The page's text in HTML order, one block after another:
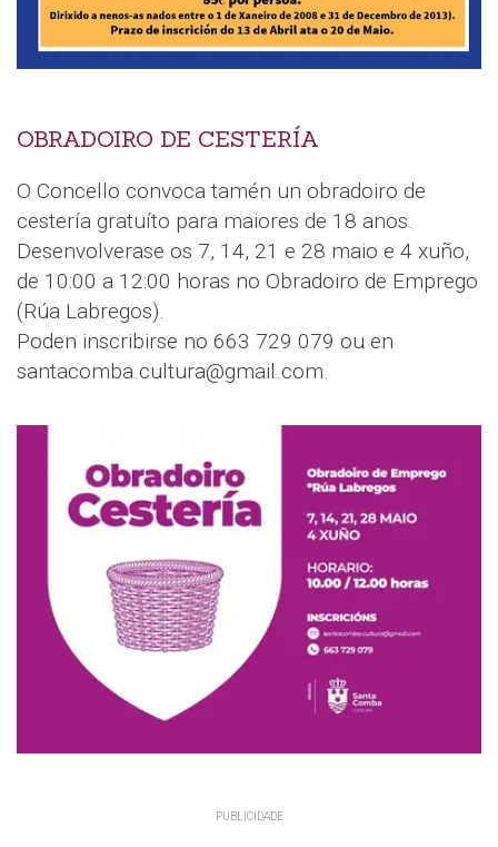
OBRADOIRO DE CESTERÍA
O Concello convoca tamén un obradoiro de
cestería gratuíto para maiores de 18 anos.
Desenvolverase os 7, 14, 21 e 28 maio e 4 xuño,
de 10:00 a 12:00 horas no Obradoiro de Emprego
(Rúa Labregos).
Poden inscribirse no 663 729 079 ou en
santacomba.cultura@gmail.com.